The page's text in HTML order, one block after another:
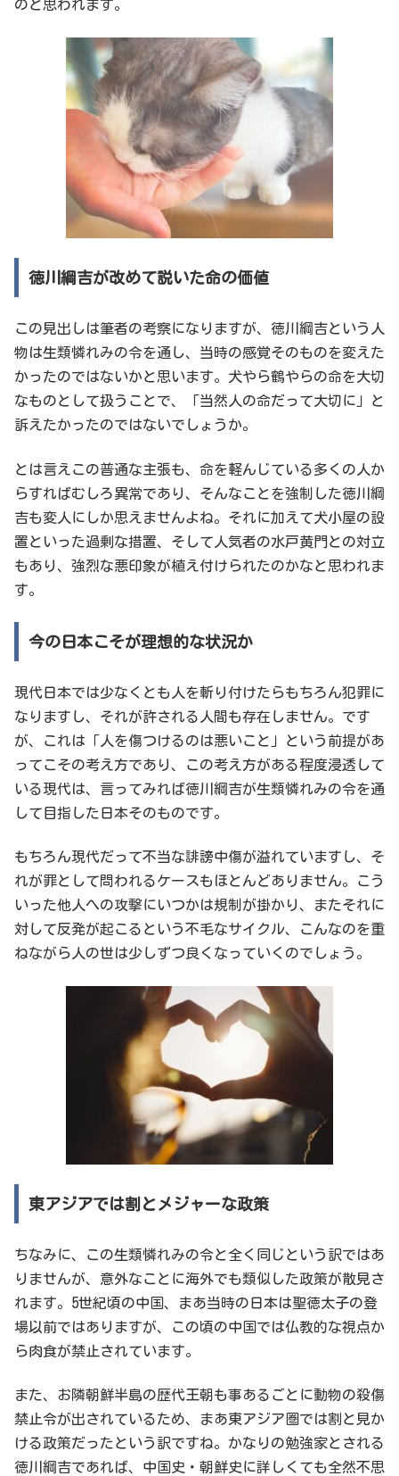
のと思われます。
徳川綱吉が改めて説いた命の価値
この見出しは筆者の考察になりますが、徳川綱吉という人
物は生類憐れみの令を通し、当時の感覚そのものを変えた
かったのではないかと思います。犬やら鶴やらの命を大切
なものとして扱うことで、「当然人の命だって大切に」と
訴えたかったのではないでしょうか。
とは言えこの普通な主張も、命を軽んじている多くの人か
らすればむしろ異常であり、そんなことを強制した徳川綱
吉も変人にしか思えませんよね。それに加えて犬小屋の設
置といった過剰な措置、そして人気者の水戸黄門との対立
もあり、強烈な悪印象が植え付けられたのかなと思われま
す。
今の日本こそが理想的な状況か
現代日本では少なくとも人を斬り付けたらもちろん犯罪に
なりますし、それが許される人間も存在しません。です
が、これは「人を傷つけるのは悪いこと」という前提があ
ってこその考え方であり、この考え方がある程度浸透して
いる現代は、言ってみれば徳川綱吉が生類憐れみの令を通
して目指した日本そのものです。
もちろん現代だって不当な誹謗中傷が溢れていますし、そ
れが罪として問われるケースもほとんどありません。こう
いった他人への攻撃にいつかは規制が掛かり、またそれに
対して反発が起こるという不毛なサイクル、こんなのを重
ねながら人の世は少しずつ良くなっていくのでしょう。
東アジアでは割とメジャーな政策
ちなみに、この生類憐れみの令と全く同じという訳ではあ
りませんが、意外なことに海外でも類似した政策が散見さ
れます。5世紀頃の中国、まあ当時の日本は聖徳太子の登
場以前ではありますが、この頃の中国では仏教的な視点か
ら肉食が禁止されています。
また、お隣朝鮮半島の歴代王朝も事あるごとに動物の殺傷
禁止令が出されているため、まあ東アジア圏では割と見か
ける政策だったという訳ですね。かなりの勉強家とされる
徳川綱吉であれば、中国史・朝鮮史に詳しくても全然不思